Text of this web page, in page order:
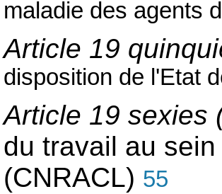
maladie des agents
Article 19
disposition de l'Etat
Article 19 sexies
du travail au
(CNRACL) 55